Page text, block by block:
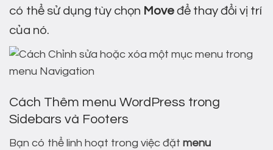
có thể sử dụng tùy chọn Moveđể thay đổi vị trí
của nó.
Cách Thêm menu WordPress trong
Sidebars và Footers
Bạn có thể linh hoạt trong việc đặt menu